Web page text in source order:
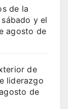
de la
y el
agosto de
de
liderazgo
de